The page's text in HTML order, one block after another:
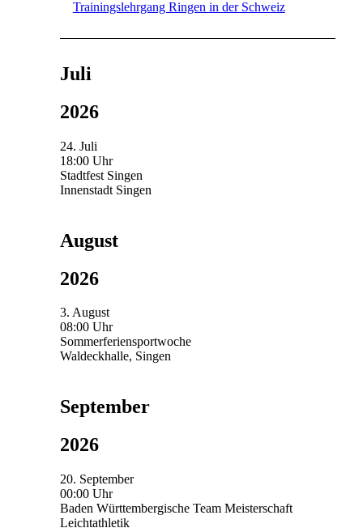
Trainingslehrgang Ringen in der Schweiz
Juli
2026
24. Juli
18:00 Uhr
Stadtfest Singen
Innenstadt Singen
August
2026
3. August
08:00 Uhr
Sommerferiensportwoche
Waldeckhalle, Singen
September
2026
20. September
00:00 Uhr
Baden Württembergische Team Meisterschaft
Leichtathletik